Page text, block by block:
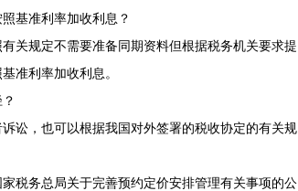
基准利率加收利息？
规定不需要准备同期资料但根据税务机关要求提
准利率加收利息。
，也可以根据我国对外签署的税收协定的有关规
务总局关于完善预约定价安排管理有关事项的公